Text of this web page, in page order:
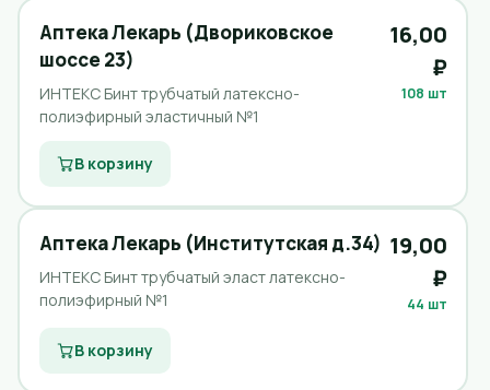
Аптека Лекарь (Двориковское
шоссе 23)
ИНТЕКС Бинт трубчатый латексно-
полиэфирный эластичный №1
16,00
₽
108 шт
В корзину
Аптека Лекарь (Институтская д.34)
ИНТЕКС Бинт трубчатый эласт латексно-
полиэфирный №1
19,00
₽
44 шт
В корзину